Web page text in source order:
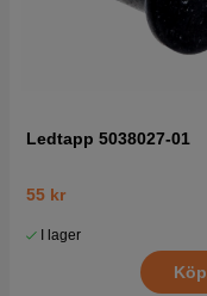
Ledtapp 5038027-01
55 kr
I lager
Köp